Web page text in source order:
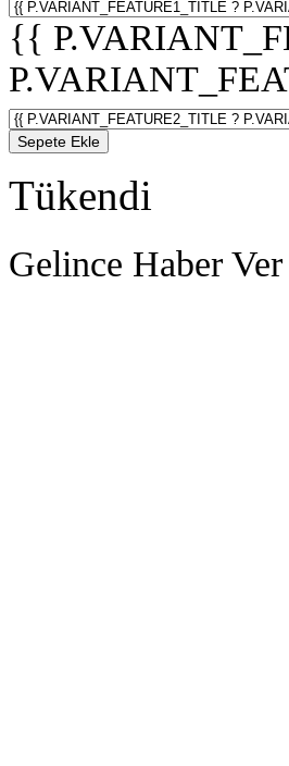
{{
Sepete Ekle
Tükendi
Gelince Haber Ver